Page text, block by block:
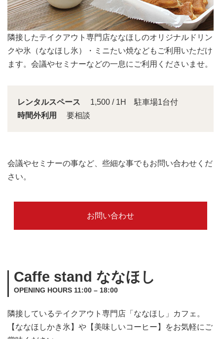
会議スペースは大きな窓から明るい日差しが入り込みま
す。
レンタルスペース
1,500 / 1H 駐車場1台付
時間外利用
要相談
会議やセミナーの事など、些細な事でもお問い合わせくだ
さい。
お問い合わせ
Caffe stand ななほし
OPENING HOURS 11:00 – 18:00
隣接しているテイクアウト専門店「ななほし」カフェ。
【ななほしかき氷】や【美味しいコーヒー】をお気軽にご